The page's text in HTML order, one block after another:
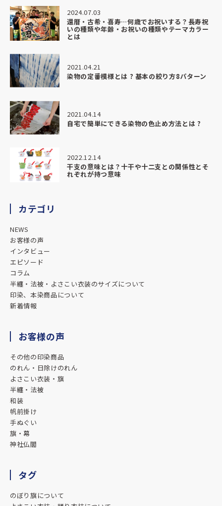
心より感謝申し上げます。
★★★★★
2026.04.20
漁師さんに大漁旗をプレゼントの際に、こちらにお願いしま
した。
丁寧且つ親切にご対応くださり、品もクオリティが高く、ま
ありがとうございました。
2026.03.24
和食おばんざい屋さんの暖簾を制作いただきました。
対応も丁寧で商品もとっても満足の仕上がりです
★★★★★
2026.01.05
とても親切で分かりやすい説明でとてもいいお店です。
★★★★★
2025.11.25
対応も素晴らしく満足のいく法被ができました。
暖簾や横断幕などもやっているそうなのでまたお願いしよう
★★★★★
2025.09.19
今回はありがとうございました。
想像以上の完成度に驚きました！
また機会があればよろしくお願いします。
★★★★★
2025.06.03
迫力、仕上がりの良さで皆大満足です♪
★★★★★
2024.07.03
還暦・古希・喜寿…何歳でお祝いする？長寿祝
いの種類や年齢・お祝いの種類やテーマカラー
とは
2021.04.21
染物の定番模様とは ? 基本の絞り方8パターン
2021.04.14
自宅で簡単にできる染物の色止め方法とは ?
2022.12.14
干支の意味とは？十干や十二支との関係性とそ
れぞれが持つ意味
カテゴリ
NEWS
お客様の声
インタビュー
エピソード
コラム
半纏・法被・よさこい衣装のサイズについて
印染、本染商品について
新着情報
お客様の声
その他の印染商品
のれん・日除けのれん
よさこい衣装・旗
半纏・法被
和装
帆前掛け
手ぬぐい
旗・幕
神社仏閣
タグ
のぼり旗について